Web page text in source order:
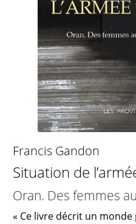
Francis Gandon
Situation de
Oran. Des femmes
« Ce livre décrit un